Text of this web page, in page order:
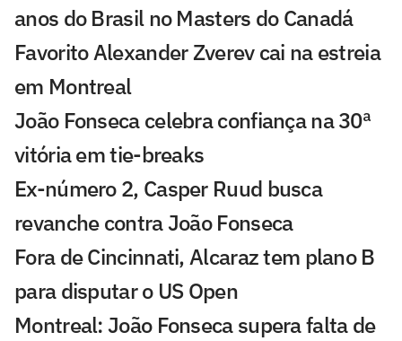
anos do Brasil no Masters do Canadá
Favorito Alexander Zverev cai na estreia
em Montreal
João Fonseca celebra confiança na 30ª
vitória em tie-breaks
Ex-número 2, Casper Ruud busca
revanche contra João Fonseca
Fora de Cincinnati, Alcaraz tem plano B
para disputar o US Open
Montreal: João Fonseca supera falta de